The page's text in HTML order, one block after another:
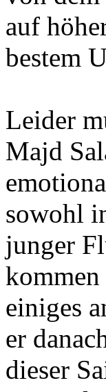
auf
bestem
Leider
Majd
sowohl
junger
einiges
er
dieser